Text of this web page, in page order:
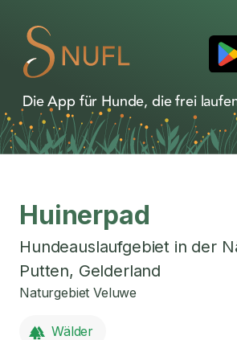
Die App für Hunde, die frei
Huinerpad
Hundeauslaufgebiet in der
Putten, Gelderland
Naturgebiet Veluwe
Wälder